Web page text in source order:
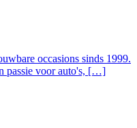
occasions sinds 1999.
passie voor auto's, […]